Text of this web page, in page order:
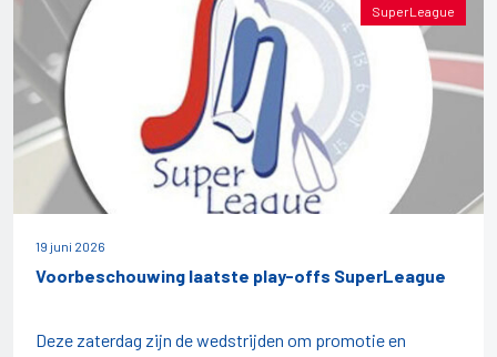
SuperLeague
19 juni 2026
Voorbeschouwing laatste play-offs SuperLeague
Deze zaterdag zijn de wedstrijden om promotie en